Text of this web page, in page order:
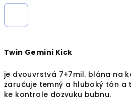
Twin Gemini Kick
je dvouvrstvá 7+7mil. blána na
zaručuje temný a hluboký tón
ke kontrole dozvuku bubnu.